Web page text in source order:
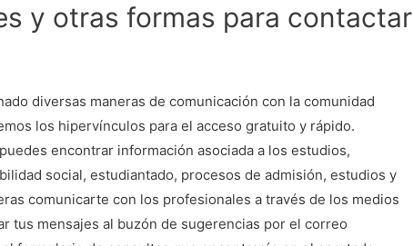
y otras formas para contactar
diversas maneras de comunicación con la comunidad
los hipervínculos para el acceso gratuito y rápido.
encontrar información asociada a los estudios,
social, estudiantado, procesos de admisión, estudios y
comunicarte con los profesionales a través de los medios
tus mensajes al buzón de sugerencias por el correo